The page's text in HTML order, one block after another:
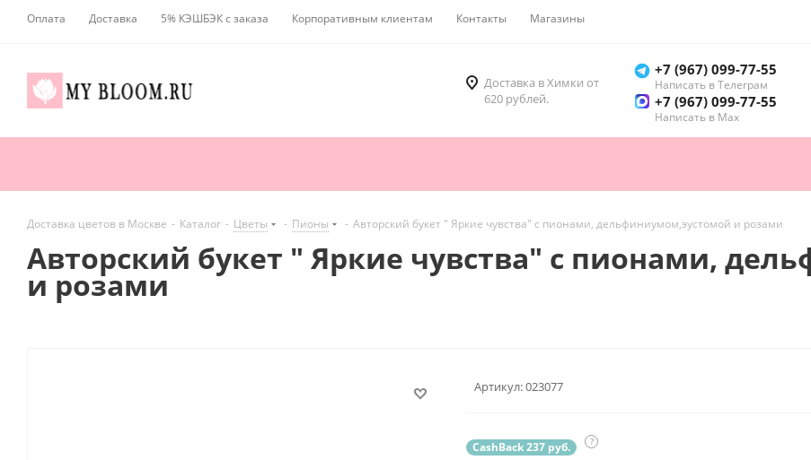
Оплата Доставка 5% КЭШБЭК с заказа Корпоративным клиентам Контакты Магазины
Доставка в Химки от
620 рублей.
+7 (967) 099-77-55
Написать в Телеграм
+7 (967) 099-77-55
Написать в Мах
Доставка цветов в Москве - Каталог - Цветы - Пионы - Авторский букет " Яркие чувства" с пионами, дельфиниумом,эустомой и розами
Авторский букет " Яркие чувства" с пионами,
и розами
Артикул:023077
CashBack 237 руб. ?